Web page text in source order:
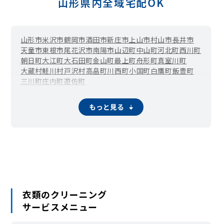
山形市米沢市鶴岡市酒田市新庄市 上山市村山市長井市
天童市東根市尾花沢市南陽市山辺町中山町河北町西川町
朝日町大江町大石田町金山町最上町舟形町真室川町
大蔵村鮭川村戸沢村高畠町川西町小国町白鷹町飯豊町
三川町庄内町遊佐町
もっと見る
衣類のクリーニング
サービスメニュー